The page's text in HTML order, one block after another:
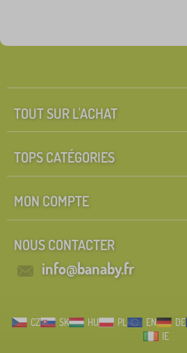
TOUT SUR L'ACHAT
TOPS CATÉGORIES
MON COMPTE
NOUS CONTACTER
info@banaby.fr
CZ SK HU PL EN DE
IE